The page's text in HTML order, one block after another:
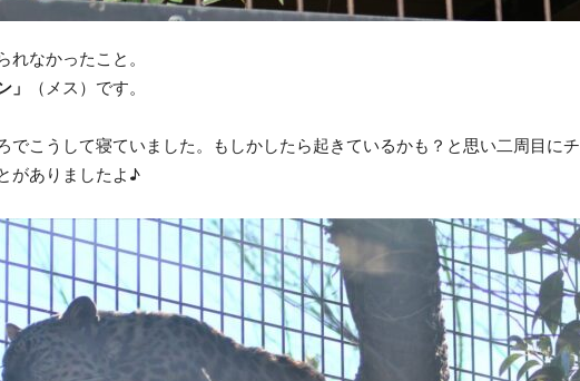
れなかったこと。
」
（メス）です。
でこうして寝ていました。もしかしたら起きているかも？と思い二周目にチ
がありましたよ♪